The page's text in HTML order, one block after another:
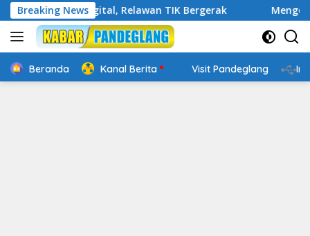
Langsung
ke
konten
Breaking News
Digital, Relawan TIK Bergerak Mengenal Website
Beranda Kanal Berita Visit Pandeglang